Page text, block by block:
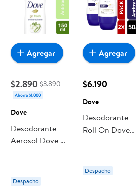
$2.890 $3.890
Ahorra $1.000
Dove
Desodorante
Aerosol Dove Go
Despacho
Agregar
$6.190
Dove
Desodorante
Roll On Dove
Despacho
Agregar